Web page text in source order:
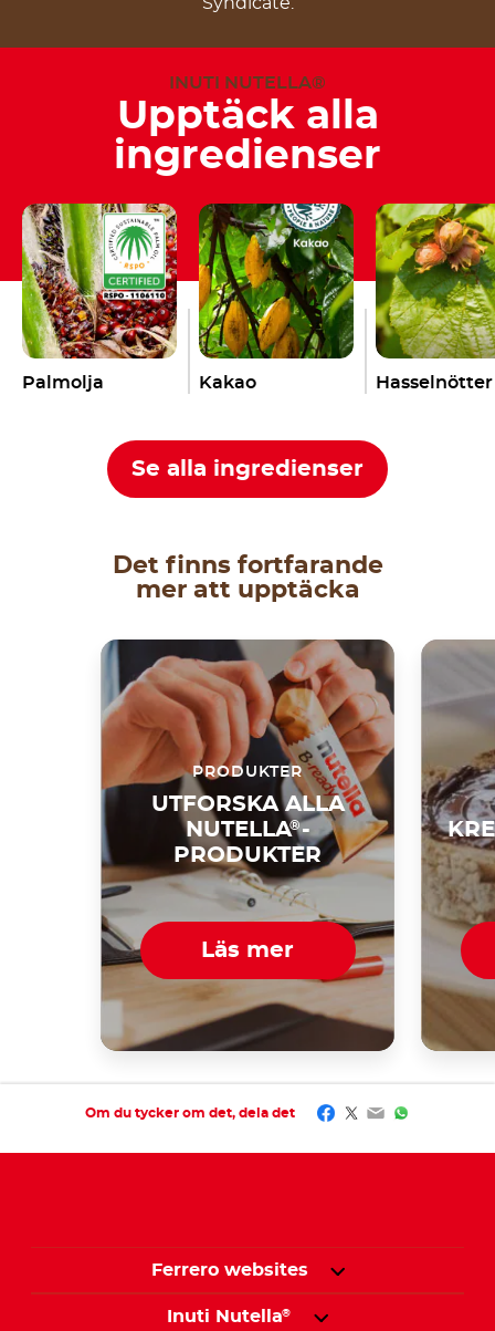
INUTI NUTELLA®
Upptäck alla
ingredienser
Palmolja Kakao Hasselnötter
Se alla ingredienser
Det finns fortfarande
mer att upptäcka
PRODUKTER
UTFORSKA ALLA
NUTELLA®-
PRODUKTER
Läs mer
Om du tycker om det, dela det Facebook
Twitter
EmailWhatsApp
Ferrero websites
Inuti Nutella®